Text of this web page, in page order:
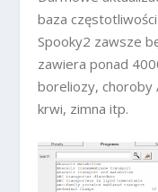
baza
Spooky2 zawsze
zawiera ponad
boreliozy, choroby
krwi, zimna itp.